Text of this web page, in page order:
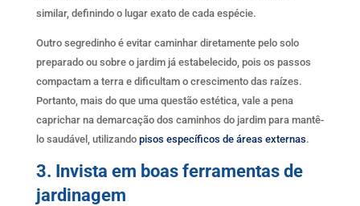
similar, definindo o lugar exato de cada espécie.
Outro segredinho é evitar caminhar diretamente pelo solo
preparado ou sobre o jardim já estabelecido, pois os passos
compactam a terra e dificultam o crescimento das raízes.
Portanto, mais do que uma questão estética, vale a pena
caprichar na demarcação dos caminhos do jardim para mantê-
lo saudável, utilizando pisos específicos de áreas externas.
3. Invista em boas ferramentas de
jardinagem